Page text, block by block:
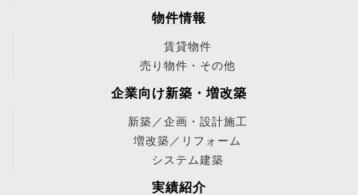
物件情報
賃貸物件
売り物件・その他
企業向け新築・増改築
新築／企画・設計施工
増改築／リフォーム
システム建築
実績紹介